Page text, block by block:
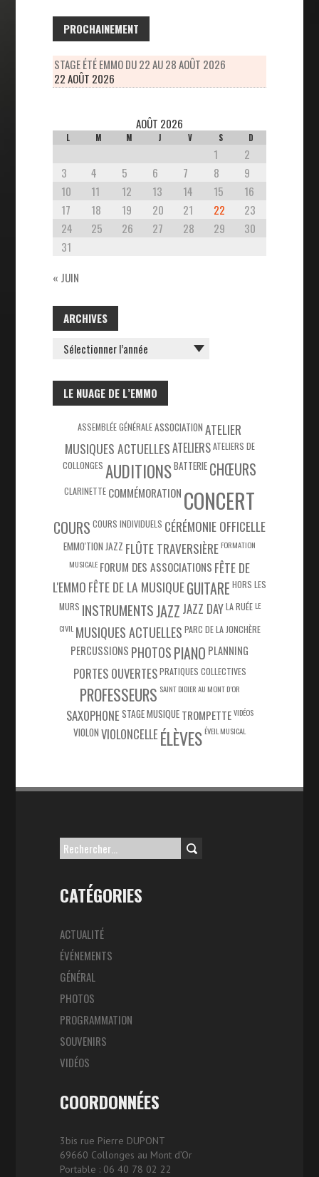
PROCHAINEMENT
STAGE ÉTÉ EMMO DU 22 AU 28 AOÛT 2026
22 AOÛT 2026
AOÛT 2026
L M M J V S D
1
2
3
4 5 6 7 8
9
10
11 12 13 14 15
16
17
18 19 20 21 22
23
24
25 26 27 28 29
30
31
« JUIN
ARCHIVES
ARCHIVES
LE NUAGE DE L’EMMO
ASSEMBLÉE GÉNÉRALEASSOCIATION ATELIER
MUSIQUES ACTUELLESATELIERSATELIERS DE
COLLONGES AUDITIONSBATTERIE CHŒURS
CLARINETTE COMMÉMORATION CONCERT
COURS COURS INDIVIDUELS CÉRÉMONIE OFFICELLE
EMMO'TION JAZZ FLÛTE TRAVERSIÈRE FORMATION
MUSICALE FORUM DES ASSOCIATIONS FÊTE DE
L'EMMOFÊTE DE LA MUSIQUEGUITARE HORS LES
MURS INSTRUMENTSJAZZ JAZZ DAYLA RUÉE LE
CIVIL MUSIQUES ACTUELLES PARC DE LA JONCHÈRE
PERCUSSIONS PHOTOSPIANO PLANNING
PORTES OUVERTESPRATIQUES COLLECTIVES
PROFESSEURS SAINT DIDIER AU MONT D’OR
SAXOPHONE STAGE MUSIQUE TROMPETTE VIDÉOS
VIOLON VIOLONCELLE ÉLÈVES ÉVEIL MUSICAL
Rechercher :
CATÉGORIES
ACTUALITÉ
ÉVÉNEMENTS
GÉNÉRAL
PHOTOS
PROGRAMMATION
SOUVENIRS
VIDÉOS
COORDONNÉES
3bis rue Pierre DUPONT
69660 Collonges au Mont d’Or
Portable : 06 40 78 02 22